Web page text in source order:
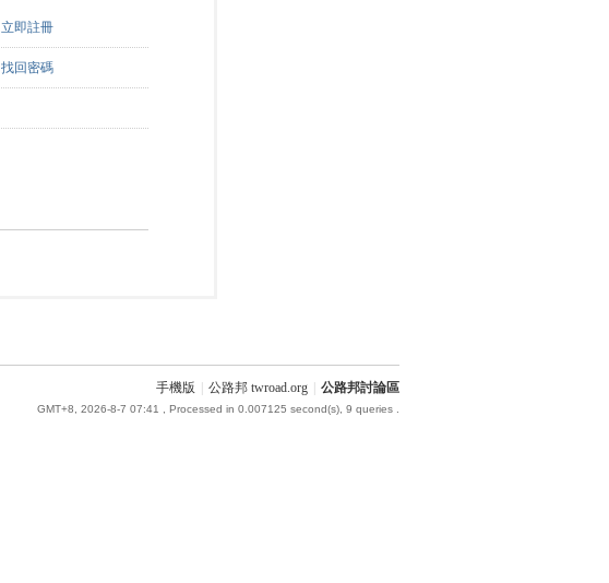
立即註冊
找回密碼
手機版 公路邦 twroad.org 公路邦討論區
GMT+8, 2026-8-7 07:41 , Processed in 0.007125 second(s), 9 queries .